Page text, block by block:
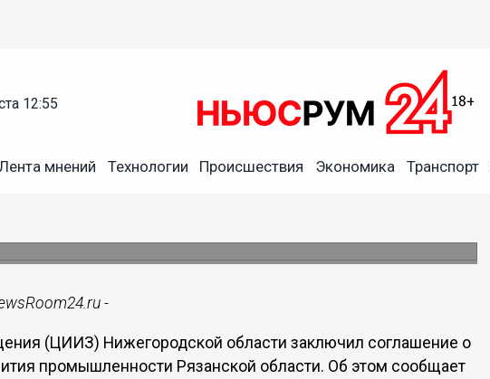
12:55
мнений Технологии Происшествия Экономика Транспорт
импорта и импортозамещения
-
(ЦИИЗ) Нижегородской области заключил соглашение о
промышленности Рязанской области. Об этом сообщает